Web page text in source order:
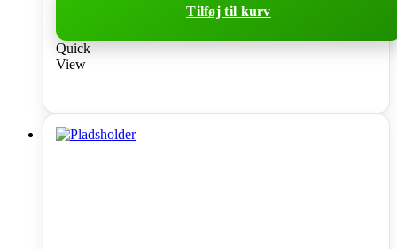
Tilføj til kurv
Quick
View